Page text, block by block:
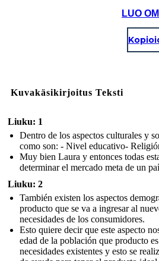
LUO
Kuvakäsikirjoitus Teksti
Liuku: 1
Dentro de los aspectos culturales y
como son: - Nivel educativo-
Muy bien Laura y entonces todas
determinar el mercado meta de un
Liuku: 2
También existen los aspectos
producto que se va a ingresar al
necesidades de los consumidores.
Esto quiere decir que este aspecto
edad de la población que producto
necesidades existentes y esto se